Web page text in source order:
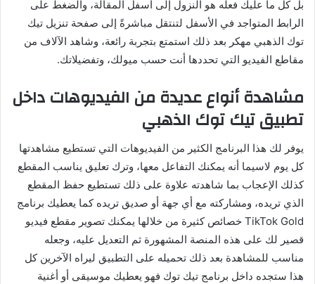
بل كل ما عليك فعله هو النزول إلى أسفل المقالة، والضغط على
الرابط المتواجد في الأسفل لتنتقل مباشرةً إلى صفحة تنزيل تيك
توك الذهبي مهكر بعد ذلك استمتع بتجربة رائعة، وشاهد الآلاف من
مقاطع الفيديو التي تحددها أنت حسب ميولك، وتفضيلاتك.
مشاهدةأنواععديدة من الفيديوهاتداخل
تطبيقتيكتوك الذهبي
يوفر لك هذا البرنامج الكثير من الفيديوهات التي تستطيع مشاهدتها
كل يوم لاسيما أنه يمكنك التفاعل معها، وترك تعليق يناسب المقطع
كذلك الإعجاب بما شاهدته علاوة على ذلك تستطيع حفظ المقطع
الذي تريده، ومشاركته مع أي جهة أو صديق تريده كما يعطيك برنامج
TikTok Gold خصائص كثيرة من خلالها يمكنك تصوير مقطع فيديو
قصير لك على هذه المنصة المشهورة ثم التعديل عليه، وجعله
مناسب للمشاهدة بعد ذلك تحميله على التطبيق ليراه الآخرين كل
هذا ستجده داخل برنامج تيك توك فهو يعطيك موسيقى أو أغنية